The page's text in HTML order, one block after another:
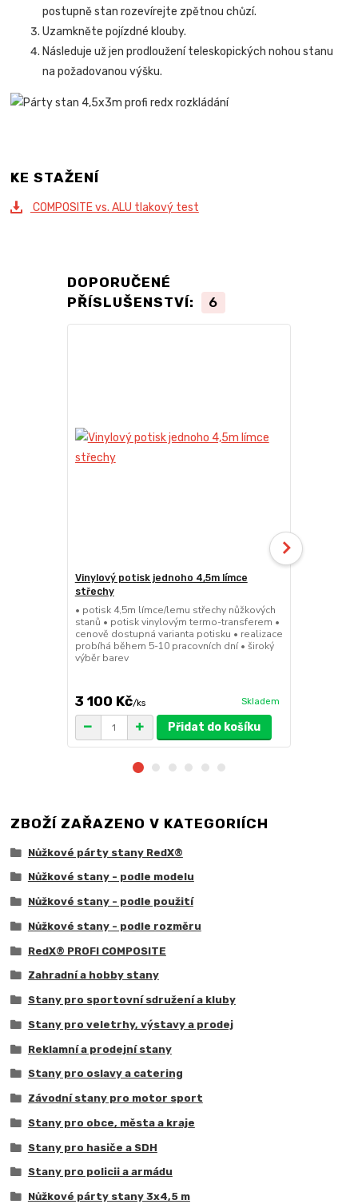
postupně stan rozevírejte zpětnou chůzí.
Uzamkněte pojízdné klouby.
Následuje už jen prodloužení teleskopických nohou stanu
na požadovanou výšku.
KE STAŽENÍ
COMPOSITE vs. ALU tlakový test
DOPORUČENÉ
PŘÍSLUŠENSTVÍ:
6
Vinylový potisk jednoho 4,5m límce
střechy
• potisk 4,5m límce/lemu střechy nůžkových
stanů • potisk vinylovým termo-transferem •
cenově dostupná varianta potisku • realizace
probíhá během 5-10 pracovních dní • široký
výběr barev
3 100 Kč/ks Skladem
Přidat do košíku
ZBOŽÍ ZAŘAZENO V KATEGORIÍCH
Nůžkové párty stany RedX®
Nůžkové stany - podle modelu
Nůžkové stany - podle použití
Nůžkové stany - podle rozměru
RedX® PROFI COMPOSITE
Zahradní a hobby stany
Stany pro sportovní sdružení a kluby
Stany pro veletrhy, výstavy a prodej
Reklamní a prodejní stany
Stany pro oslavy a catering
Závodní stany pro motor sport
Stany pro obce, města a kraje
Stany pro hasiče a SDH
Stany pro policii a armádu
Nůžkové párty stany 3x4,5 m